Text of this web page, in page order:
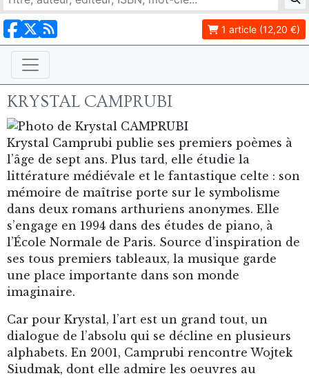
1 article (12,20 €)
KRYSTAL CAMPRUBI
Krystal Camprubi publie ses premiers poèmes à
l’âge de sept ans. Plus tard, elle étudie la
littérature médiévale et le fantastique celte : son
mémoire de maîtrise porte sur le symbolisme
dans deux romans arthuriens anonymes. Elle
s’engage en 1994 dans des études de piano, à
l’École Normale de Paris. Source d’inspiration de
ses tous premiers tableaux, la musique garde
une place importante dans son monde
imaginaire.
Car pour Krystal, l’art est un grand tout, un
dialogue de l’absolu qui se décline en plusieurs
alphabets. En 2001, Camprubi rencontre Wojtek
Siudmak, dont elle admire les oeuvres au